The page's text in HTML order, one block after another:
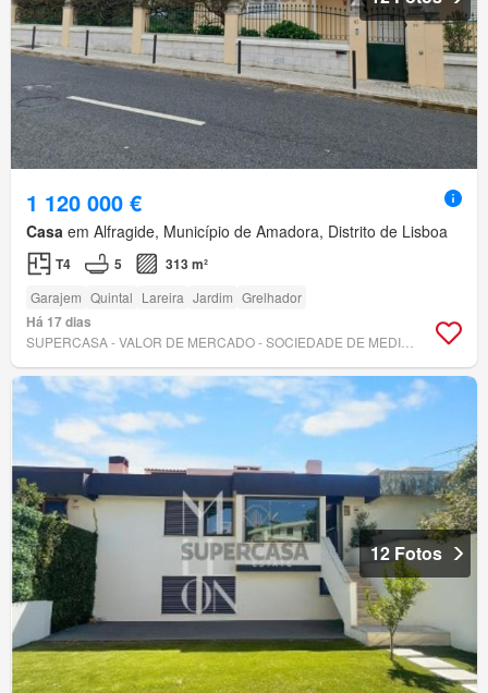
1 120 000 €
Casa em Alfragide, Município de Amadora, Distrito de Lisboa
T4 5 313 m²
Garajem Quintal Lareira Jardim Grelhador
Há 17 dias
12 Fotos